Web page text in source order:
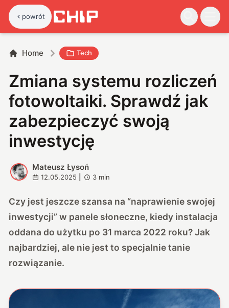
powrót
Home Tech
Zmiana systemu rozliczeń
fotowoltaiki. Sprawdź jak
zabezpieczyć swoją
inwestycję
M
Mateusz Łysoń
12.05.2025 3 min
Czy jest jeszcze szansa na “naprawienie swojej
inwestycji” w panele słoneczne, kiedy instalacja
oddana do użytku po 31 marca 2022 roku? Jak
najbardziej, ale nie jest to specjalnie tanie
rozwiązanie.